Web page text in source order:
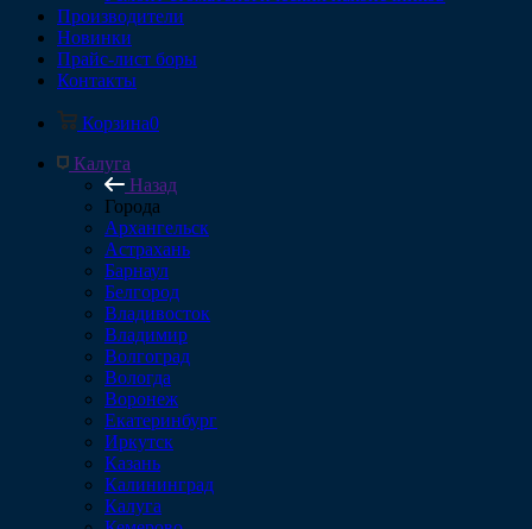
Производители
Новинки
Прайс-лист боры
Контакты
Корзина0
Калуга
Назад
Города
Архангельск
Астрахань
Барнаул
Белгород
Владивосток
Владимир
Волгоград
Вологда
Воронеж
Екатеринбург
Иркутск
Казань
Калининград
Калуга